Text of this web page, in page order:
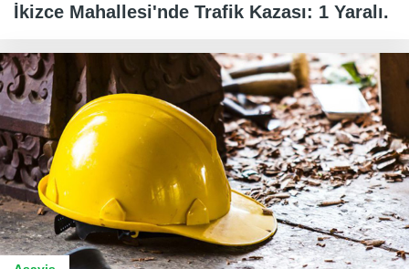
İkizce Mahallesi'nde Trafik Kazası: 1 Yaralı.